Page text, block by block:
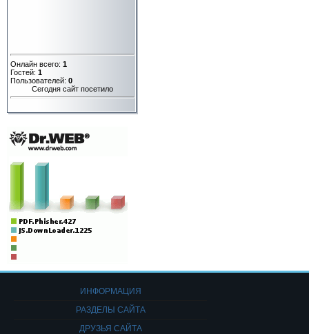
Онлайн всего: 1
Гостей: 1
Пользователей: 0
Сегодня сайт посетило
ИНФОРМАЦИЯ
РАЗДЕЛЫ САЙТА
ДРУЗЬЯ САЙТА